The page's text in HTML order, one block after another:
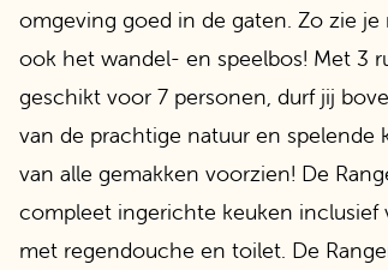
omgeving goed in de gaten. Zo zie
ook het wandel- en speelbos! Met 3
geschikt voor 7 personen, durf jij
van de prachtige natuur en
van alle gemakken voorzien! De
compleet ingerichte keuken inclusief
met regendouche en toilet. De